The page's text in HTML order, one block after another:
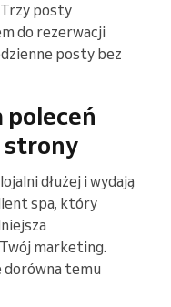
posty
do rezerwacji
posty bez
poleceń
strony
dłużej i wydają
spa, który
marketing.
dorówna temu